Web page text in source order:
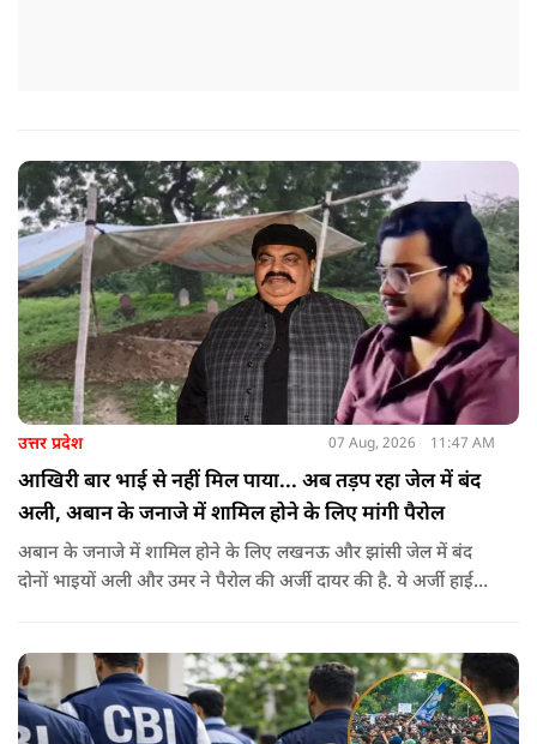
उत्तर प्रदेश 07 Aug, 2026 11:47 AM
आखिरी बार भाई से नहीं मिल पाया... अब तड़प रहा जेल में बंद
अली, अबान के जनाजे में शामिल होने के लिए मांगी पैरोल
अबान के जनाजे में शामिल होने के लिए लखनऊ और झांसी जेल में बंद
दोनों भाइयों अली और उमर ने पैरोल की अर्जी दायर की है. ये अर्जी हाई